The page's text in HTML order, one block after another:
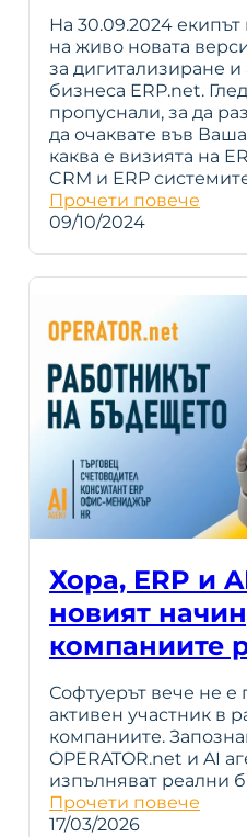
На 30.09.2024 екипът
на живо новата
за дигитализиране
бизнеса ERP.net.
пропуснали, за да
да очаквате във
каква е визията на
CRM и ERP
Прочети повече
09/10/2024
Хора, ERP и
новият
компаниите
Софтуерът вече не е
активен участник в
компаниите.
OPERATOR.net и AI
изпълняват реални
Прочети повече
17/03/2026